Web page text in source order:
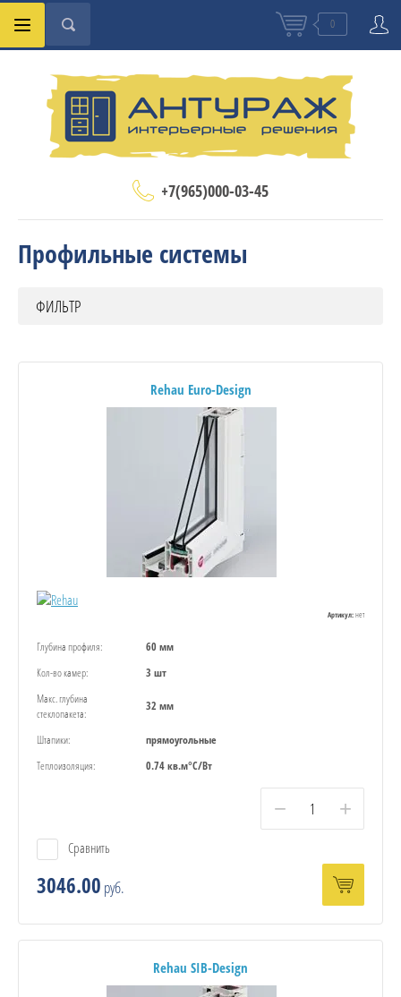
0
+7(965)000-03-45
Профильные системы
ФИЛЬТР
Rehau Euro-Design
Артикул:нет
Глубина профиля:
60 мм
Кол-во камер:
3 шт
Макс. глубина
стеклопакета:
32 мм
Штапики:
прямоугольные
Теплоизоляция:
0.74 кв.м°С/Вт
− +
Сравнить
3046.00 руб.
Rehau SIB-Design